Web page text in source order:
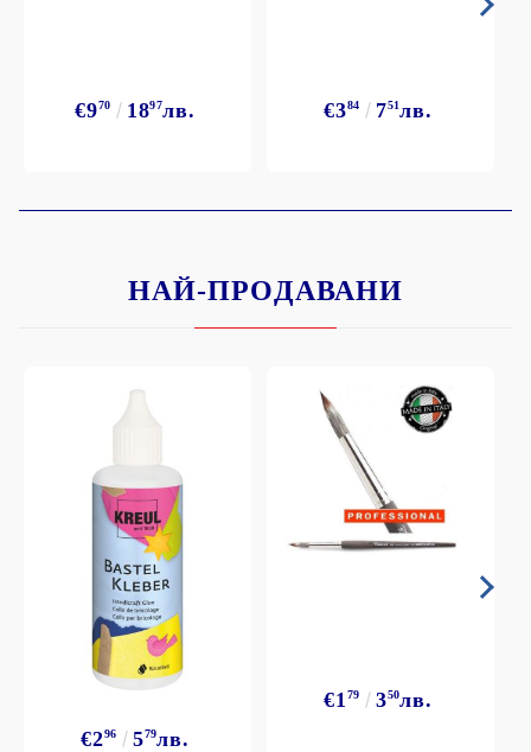
€970 1897лв. €384 751лв.
НАЙ-ПРОДАВАНИ
€296 579лв.
€179 350лв.